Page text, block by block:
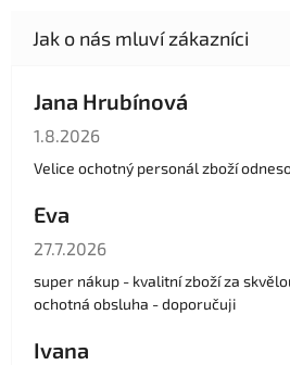
Jana Hrubínová
Hodnocení obchodu je 5 z 5
1.8.2026
Velice ochotný personál zboží
Eva
Hodnocení obchodu je 5 z 5
27.7.2026
super nákup - kvalitní zboží za
ochotná obsluha - doporučuji
Ivana